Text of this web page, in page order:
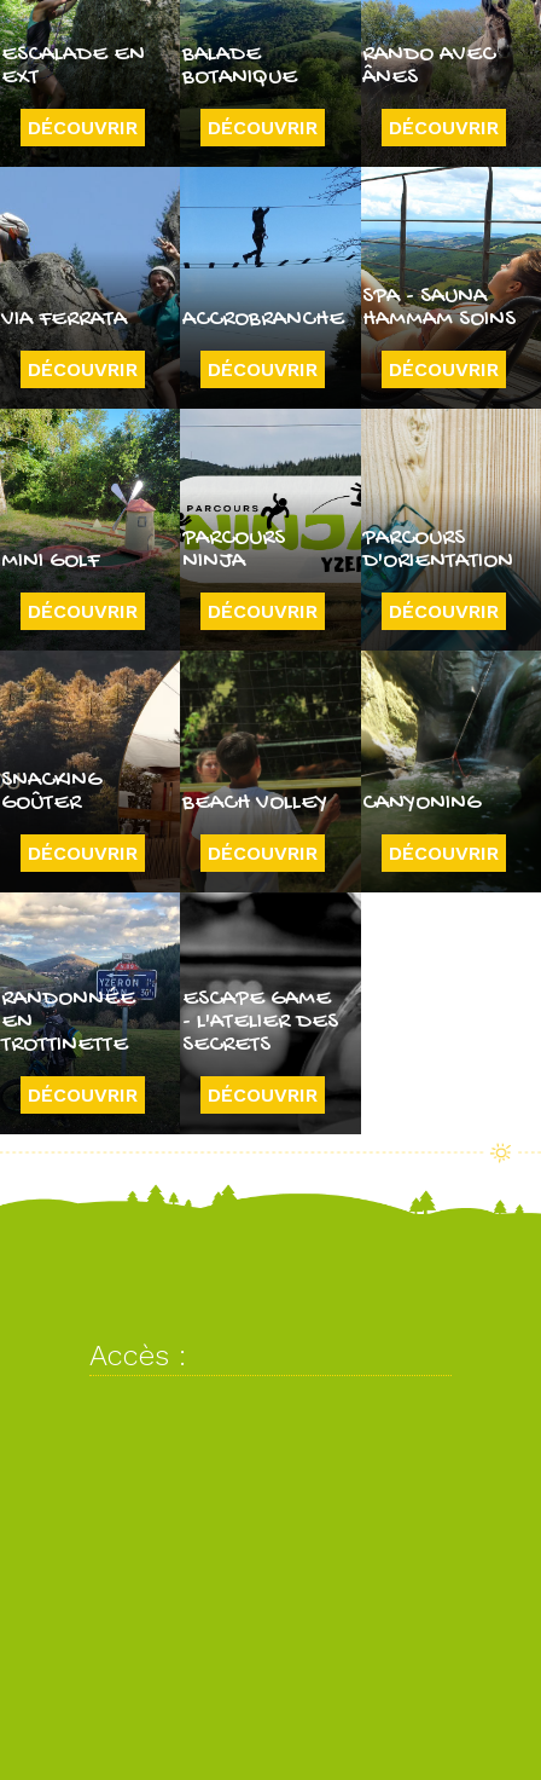
ESCALADE EN
EXT
DÉCOUVRIR
BALADE
BOTANIQUE
DÉCOUVRIR
RANDO AVEC
ÂNES
DÉCOUVRIR
VIA FERRATA
DÉCOUVRIR
ACCROBRANCHE
DÉCOUVRIR
SPA - SAUNA
HAMMAM SOINS
DÉCOUVRIR
MINI GOLF
DÉCOUVRIR
PARCOURS
NINJA
DÉCOUVRIR
PARCOURS
D'ORIENTATION
DÉCOUVRIR
SNACKING
GOÛTER
DÉCOUVRIR
BEACH VOLLEY
DÉCOUVRIR
CANYONING
DÉCOUVRIR
RANDONNÉE
EN
TROTTINETTE
DÉCOUVRIR
ESCAPE GAME
- L'ATELIER DES
SECRETS
DÉCOUVRIR
Accès :